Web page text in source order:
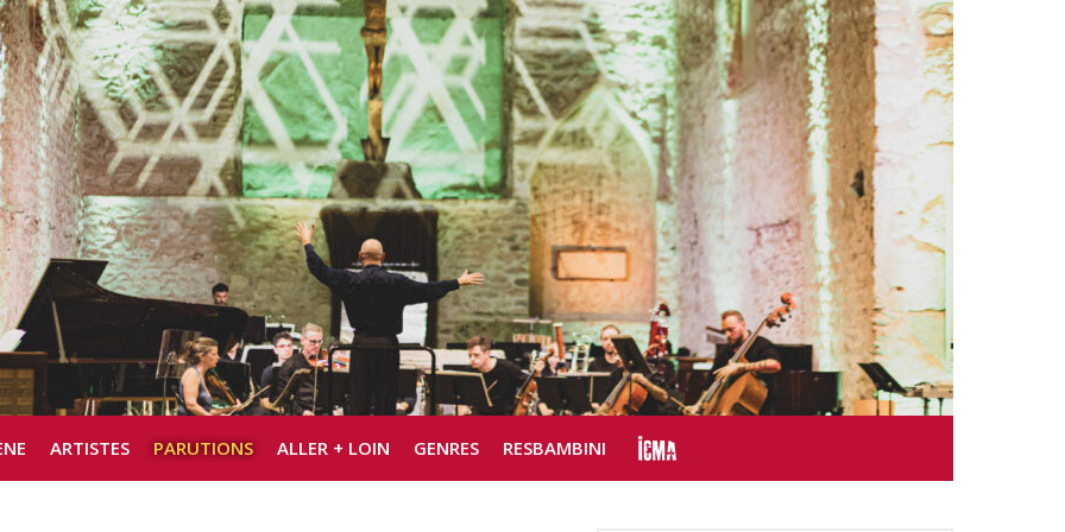
ARTISTES PARUTIONS ALLER + LOIN GENRES RESBAMBINI